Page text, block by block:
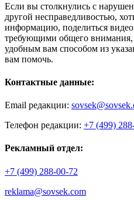
Если вы столкнулись с
другой несправедливостью,
информацию, поделиться
требующими общего
удобным вам способом из
вам помочь.
Контактные данные:
Email редакции:
Телефон редакции: +7 (499)
Рекламный отдел:
+7 (499) 288-00-72
reklama@sovsek.com